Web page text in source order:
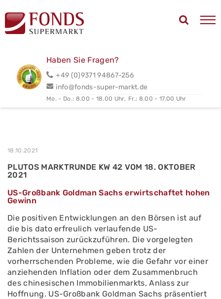
Haben Sie Fragen?
+49 (0)9371 94867-256
info@fonds-super-markt.de
Mo. - Do.: 8.00 - 18.00 Uhr, Fr.: 8.00 - 17.00 Uhr
18.10.2021
PLUTOS MARKTRUNDE KW 42 VOM 18. OKTOBER
2021
US-Großbank Goldman Sachs erwirtschaftet hohen
Gewinn
Die positiven Entwicklungen an den Börsen ist auf
die bis dato erfreulich verlaufende US-
Berichtssaison zurückzuführen. Die vorgelegten
Zahlen der Unternehmen geben trotz der
vorherrschenden Probleme, wie die Gefahr vor einer
anziehenden Inflation oder dem Zusammenbruch
des chinesischen Immobilienmarkts, Anlass zur
Hoffnung. US-Großbank Goldman Sachs präsentiert